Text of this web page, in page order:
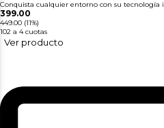
Conquista cualquier entorno con su
399.00
449.00 (11%)
102 a 4 cuotas
Ver producto